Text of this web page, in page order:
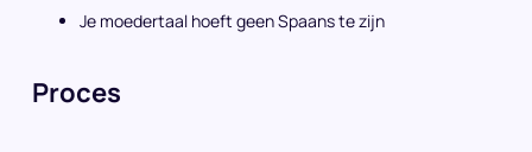
Je moedertaal hoeft geen Spaans te zijn
Proces